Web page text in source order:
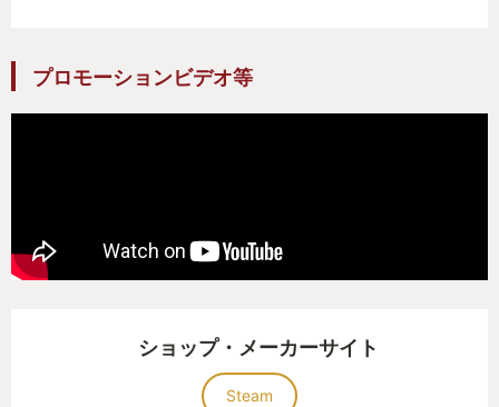
プロモーションビデオ等
ショップ・メーカーサイト
Steam